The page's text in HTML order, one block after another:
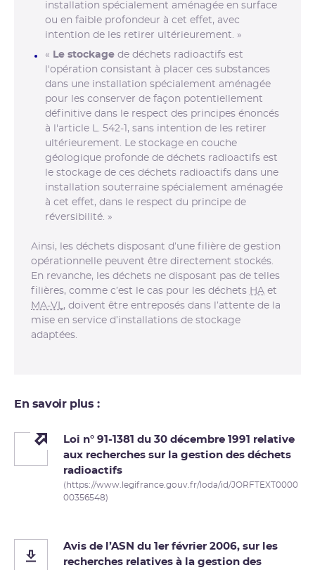
installation spécialement aménagée en surface
ou en faible profondeur à cet effet, avec
intention de les retirer ultérieurement. »
« Le stockage de déchets radioactifs est
l'opération consistant à placer ces substances
dans une installation spécialement aménagée
pour les conserver de façon potentiellement
définitive dans le respect des principes énoncés
à l'article L. 542-1, sans intention de les retirer
ultérieurement. Le stockage en couche
géologique profonde de déchets radioactifs est
le stockage de ces déchets radioactifs dans une
installation souterraine spécialement aménagée
à cet effet, dans le respect du principe de
réversibilité. »
Ainsi, les déchets disposant d’une filière de gestion
opérationnelle peuvent être directement stockés.
En revanche, les déchets ne disposant pas de telles
filières, comme c’est le cas pour les déchets HA et
MA-VL, doivent être entreposés dans l’attente de la
mise en service d’installations de stockage
adaptées.
En savoir plus :
Loi n° 91-1381 du 30 décembre 1991 relative
aux recherches sur la gestion des déchets
radioactifs
(https://www.legifrance.gouv.fr/loda/id/JORFTEXT0000
00356548)
Avis de l’ASN du 1er février 2006, sur les
recherches relatives à la gestion des